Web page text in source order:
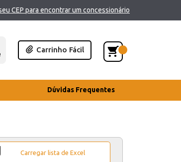
CEP para encontrar um concessionário
Carrinho Fácil
Dúvidas Frequentes
Carregar lista de Excel